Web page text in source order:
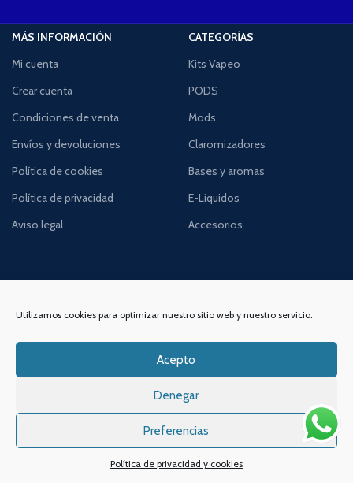
Utilizamos cookies para optimizar nuestro sitio web y nuestro servicio.
Acepto
Denegar
Preferencias
Política de privacidad y cookies
MÁS INFORMACIÓN
Mi cuenta
Crear cuenta
Condiciones de venta
Envíos y devoluciones
Política de cookies
Política de privacidad
Aviso legal
CATEGORÍAS
Kits Vapeo
PODS
Mods
Claromizadores
Bases y aromas
E-Líquidos
Accesorios
ENLACES DE INTERÉS
Contacta con nosotros
Noticias y consejos
DIRECCIÓN
VAPIN, Espacio de Vapeo
C/Alameda de San Antón,
38, Bajo 2,
30205, Cartagena,
Murcia